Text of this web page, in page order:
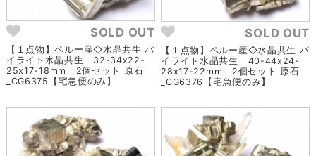
SOLD OUT
【１点物】ペルー産◇水晶共生 パ
イライト水晶共生 32-34x22-
25x17-18mm 2個セット 原石
_CG6375【宅急便のみ】
SOLD OUT
【１点物】ペルー産◇水晶共生 パ
イライト水晶共生 40-44x24-
28x17-22mm 2個セット 原石
_CG6376【宅急便のみ】